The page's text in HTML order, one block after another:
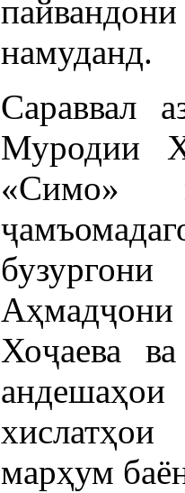
намуданд.
Сараввал
Муродии
«Симо»
Хоҷаева
марҳум